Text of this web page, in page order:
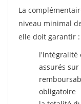
La
niveau minimal
elle doit garantir :
l'intégralité
assurés
obligatoire